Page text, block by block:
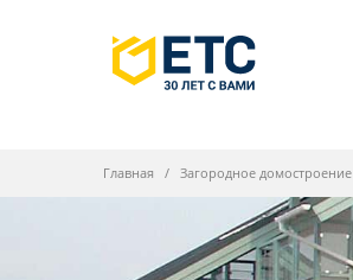
Главная Загородное домостроение